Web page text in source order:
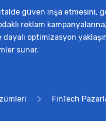
güven inşa etmesini,
reklam
optimizasyon
sunar.
FinTech